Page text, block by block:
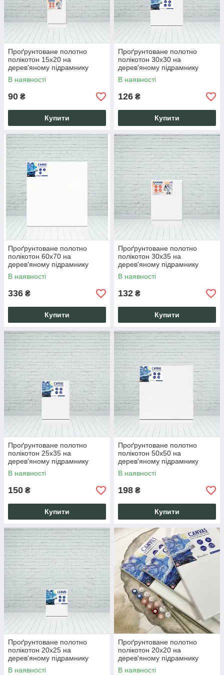
Проґрунтоване полотно
полікотон 15х20 на
дерев'яному підрамнику
ручної роботи
В наявності
90 ₴
Купити
Проґрунтоване полотно
полікотон 30х30 на
дерев'яному підрамнику
ручної роботи
В наявності
126 ₴
Купити
Проґрунтоване полотно
полікотон 60х70 на
дерев'яному підрамнику
ручної роботи
В наявності
336 ₴
Купити
Проґрунтоване полотно
полікотон 30х35 на
дерев'яному підрамнику
ручної роботи
В наявності
132 ₴
Купити
Проґрунтоване полотно
полікотон 25х35 на
дерев'яному підрамнику
ручної роботи
В наявності
150 ₴
Купити
Проґрунтоване полотно
полікотон 50х50 на
дерев'яному підрамнику
ручної роботи
В наявності
198 ₴
Купити
Проґрунтоване полотно
полікотон 20х25 на
дерев'яному підрамнику
ручної роботи
В наявності
Проґрунтоване полотно
полікотон 20х20 на
дерев'яному підрамнику
ручної роботи
В наявності